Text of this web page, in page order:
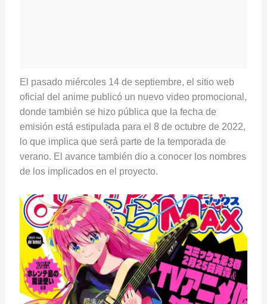
El pasado miércoles 14 de septiembre, el sitio web
oficial del anime publicó un nuevo video promocional,
donde también se hizo pública que la fecha de
emisión está estipulada para el 8 de octubre de 2022,
lo que implica que será parte de la temporada de
verano. El avance también dio a conocer los nombres
de los implicados en el proyecto.